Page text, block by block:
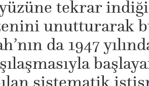
tekrar
unutturarak
da 1947